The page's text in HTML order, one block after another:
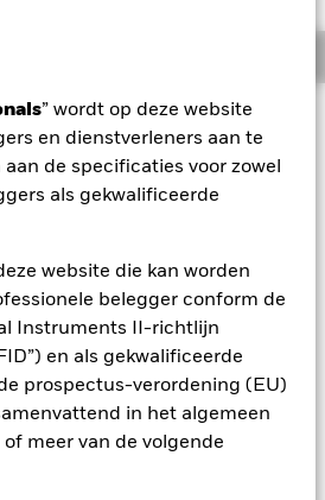
” wordt op deze website
en dienstverleners aan te
de specificaties voor zowel
als gekwalificeerde
website die kan worden
belegger conform de
Instruments II-richtlijn
en als gekwalificeerde
prospectus-verordening (EU)
in het algemeen
meer van de volgende
dagelijkse schommelingen op de
andere factoren die van invloed
economisch nieuws,
van de valutablootstelling door
het Fonds gevoeliger maken voor
van buitenlandse valuta's. Als
het Fonds gehedged is in
dat beleggers niet profiteren
Het Fonds streeft ernaar
die zich bezighouden met
niet in overeenstemming zijn met
dienen daarom voorafgaand aan een